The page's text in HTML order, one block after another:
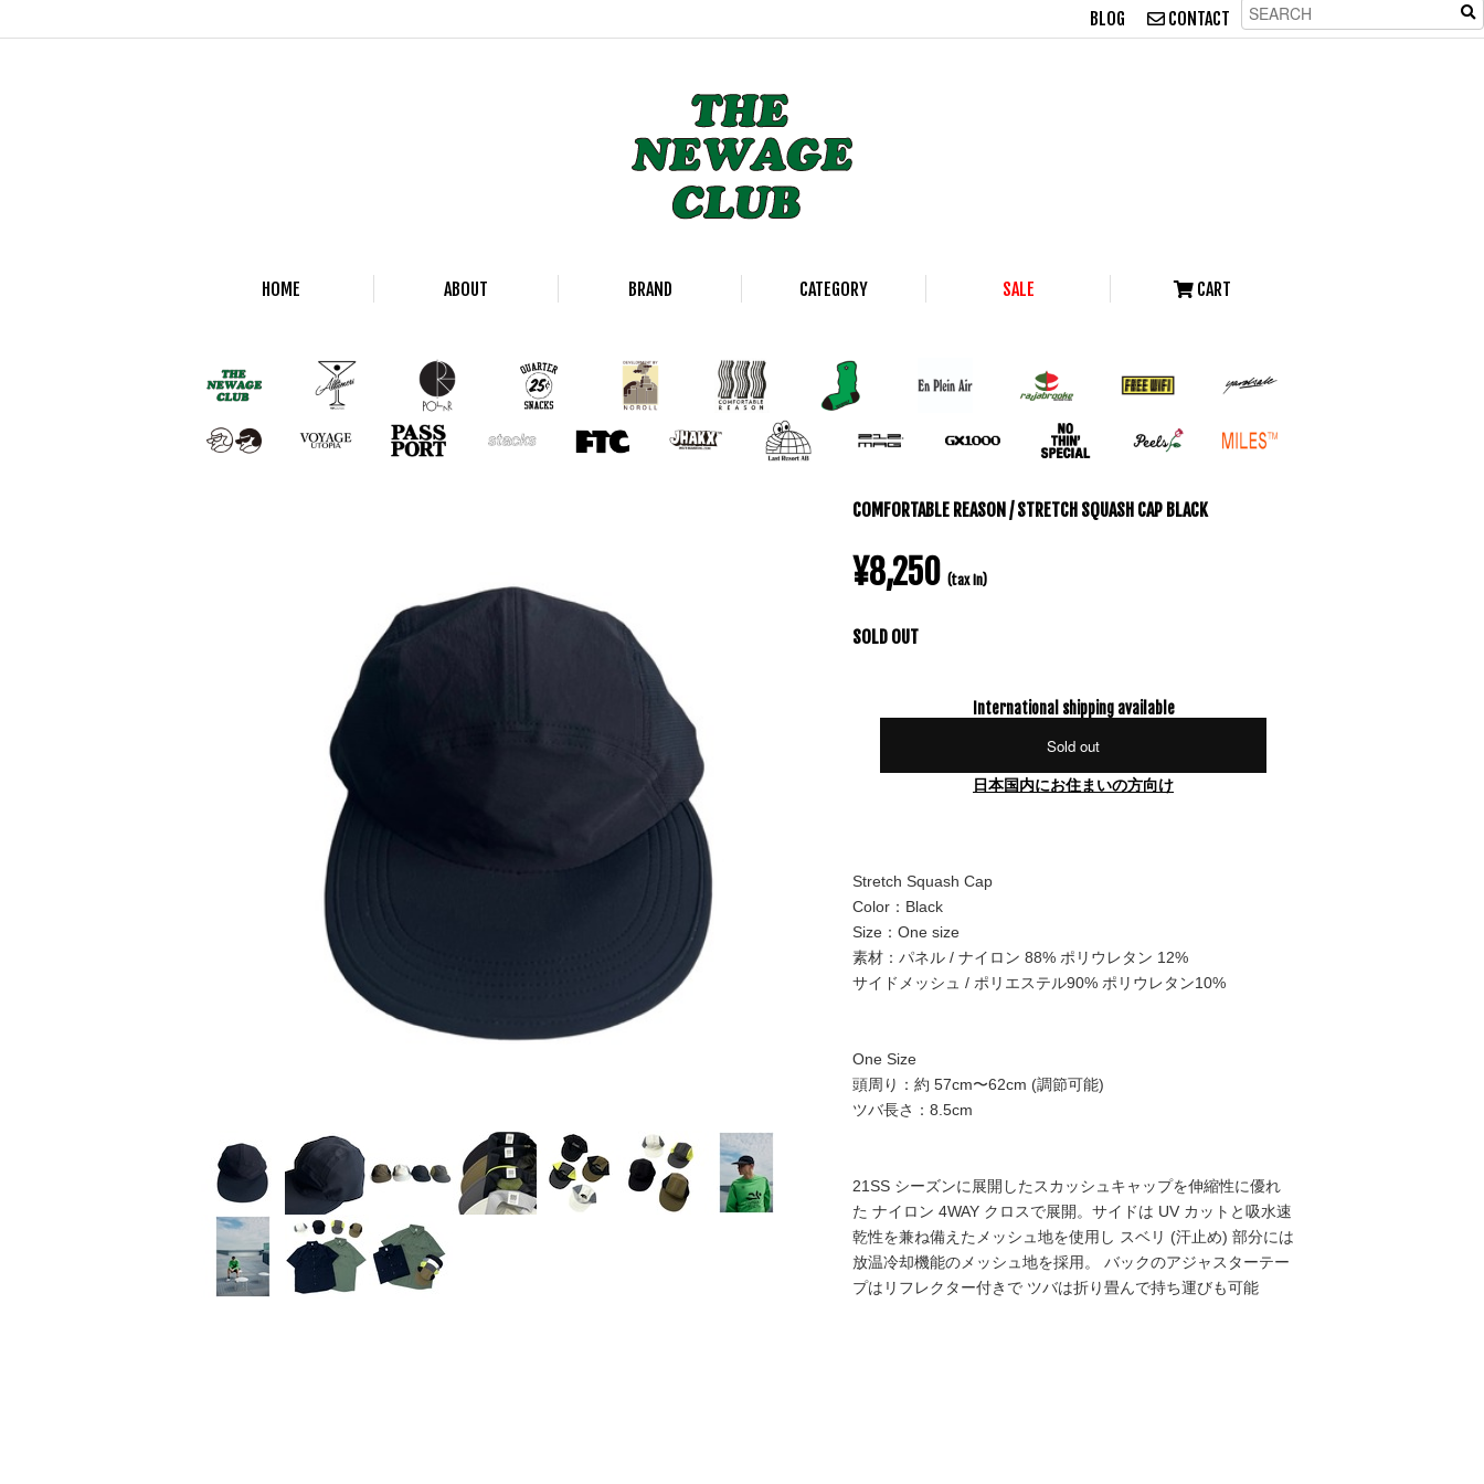
BLOG CONTACT
HOME ABOUT BRAND CATEGORY SALE CART
COMFORTABLE REASON / STRETCH SQUASH CAP BLACK
¥8,250 (tax in)
SOLD OUT
International shipping available
Sold out
日本国内にお住まいの方向け
Stretch Squash Cap
Color：Black
Size：One size
素材：パネル / ナイロン 88% ポリウレタン 12%
サイドメッシュ / ポリエステル90% ポリウレタン10%
One Size
頭周り：約 57cm〜62cm (調節可能)
ツバ長さ：8.5cm
21SS シーズンに展開したスカッシュキャップを伸縮性に優れ
た ナイロン 4WAY クロスで展開。サイドは UV カットと吸水速
乾性を兼ね備えたメッシュ地を使用し スベリ (汗止め) 部分には
放温冷却機能のメッシュ地を採用。 バックのアジャスターテー
プはリフレクター付きで ツバは折り畳んで持ち運びも可能